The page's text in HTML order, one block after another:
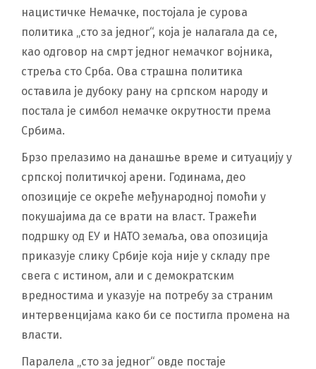
нацистичке Немачке, постојала је сурова
политика „сто за једног“, која је налагала да се,
као одговор на смрт једног немачког војника,
стреља сто Срба. Ова страшна политика
оставила је дубоку рану на српском народу и
постала је симбол немачке окрутности према
Србима.
Брзо прелазимо на данашње време и ситуацију у
српској политичкој арени. Годинама, део
опозиције се окреће међународној помоћи у
покушајима да се врати на власт. Тражећи
подршку од ЕУ и НАТО земаља, ова опозиција
приказује слику Србије која није у складу пре
свега с истином, али и с демократским
вредностима и указује на потребу за страним
интервенцијама како би се постигла промена на
власти.
Паралела „сто за једног“ овде постаје